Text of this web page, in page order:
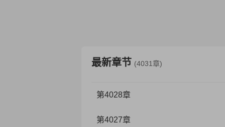
最新章节 (4031章)
第4028章
第4027章